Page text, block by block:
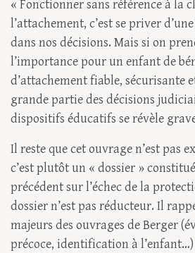
« Fonctionner sans référence à la
l’attachement, c’est se priver
dans nos décisions. Mais si on
l’importance pour un enfant de
d’attachement fiable, sécurisante
grande partie des décisions
dispositifs éducatifs se révèle
Il reste que cet ouvrage n’est pas
c’est plutôt un « dossier »
précédent sur l’échec de la
dossier n’est pas réducteur. Il
majeurs des ouvrages de Berger
précoce, identification à